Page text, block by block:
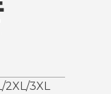
2XL/3XL